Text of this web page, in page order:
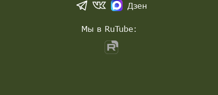
Дзен
Мы в RuTube: